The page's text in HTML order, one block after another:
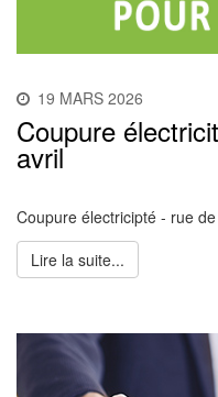
19 MARS 2026
Coupure
avril
Coupure électricipté - rue
Lire la suite...